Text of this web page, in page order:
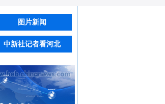
图片新闻
中新社记者看河北